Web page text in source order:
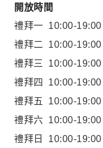
開放時間
禮拜一 10:00-19:00
禮拜二
10:00-19:00
禮拜三
10:00-19:00
禮拜四
10:00-19:00
禮拜五
10:00-19:00
禮拜六 10:00-19:00
禮拜日
10:00-19:00